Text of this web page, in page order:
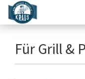
Für Grill &